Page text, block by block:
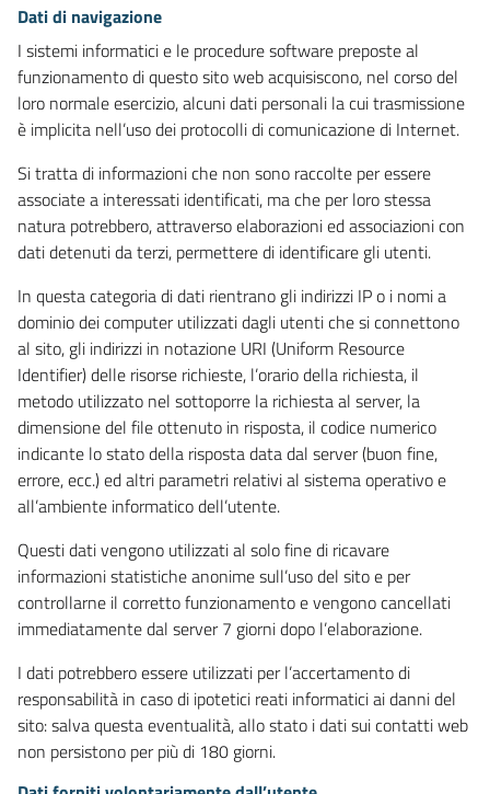
Dati di navigazione
I sistemi informatici e le procedure software preposte al
funzionamento di questo sito web acquisiscono, nel corso del
loro normale esercizio, alcuni dati personali la cui trasmissione
è implicita nell’uso dei protocolli di comunicazione di Internet.
Si tratta di informazioni che non sono raccolte per essere
associate a interessati identificati, ma che per loro stessa
natura potrebbero, attraverso elaborazioni ed associazioni con
dati detenuti da terzi, permettere di identificare gli utenti.
In questa categoria di dati rientrano gli indirizzi IP o i nomi a
dominio dei computer utilizzati dagli utenti che si connettono
al sito, gli indirizzi in notazione URI (Uniform Resource
Identifier) delle risorse richieste, l’orario della richiesta, il
metodo utilizzato nel sottoporre la richiesta al server, la
dimensione del file ottenuto in risposta, il codice numerico
indicante lo stato della risposta data dal server (buon fine,
errore, ecc.) ed altri parametri relativi al sistema operativo e
all’ambiente informatico dell’utente.
Questi dati vengono utilizzati al solo fine di ricavare
informazioni statistiche anonime sull’uso del sito e per
controllarne il corretto funzionamento e vengono cancellati
immediatamente dal server 7 giorni dopo l’elaborazione.
I dati potrebbero essere utilizzati per l’accertamento di
responsabilità in caso di ipotetici reati informatici ai danni del
sito: salva questa eventualità, allo stato i dati sui contatti web
non persistono per più di 180 giorni.